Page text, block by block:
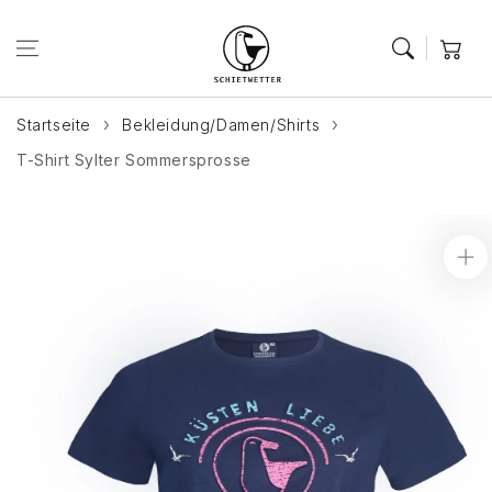
springen
Startseite
Bekleidung/Damen/Shirts
T-Shirt Sylter Sommersprosse